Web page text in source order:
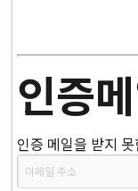
인증
인증 메일을 받지